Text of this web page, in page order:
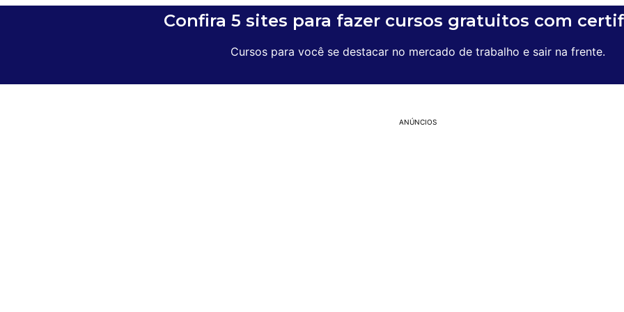
Confira 5 sites para fazer cursos gratuitos com
Cursos para você se destacar no mercado de trabalho e sair na frente.
ANÚNCIOS